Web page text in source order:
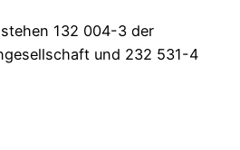
132 004-3 der
und 232 531-4